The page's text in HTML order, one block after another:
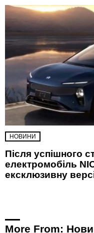
НОВИНИ
Після успішного
електромобіль
ексклюзивну
More From: